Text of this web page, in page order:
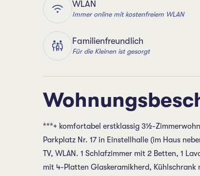
WLAN
Immer online mit kostenfreiem WLAN
Familienfreundlich
Für die Kleinen ist gesorgt
***+ komfortabel erstklassig 3½-
Parkplatz Nr. 17 in Einstellhalle (im Haus
TV, WLAN. 1 Schlafzimmer mit 2 Betten, 1
mit 4-Platten Glaskeramikherd, Kühlschrank